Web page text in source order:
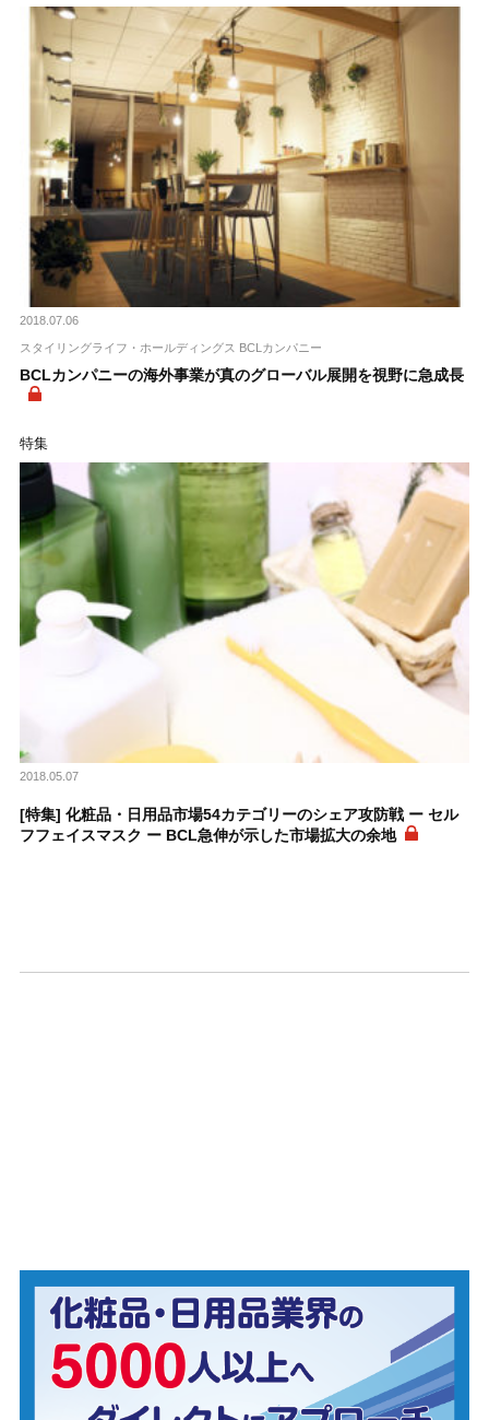
2018.07.06
スタイリングライフ・ホールディングス BCLカンパニー
BCLカンパニーの海外事業が真のグローバル展開を視野に急成長
特集
2018.05.07
[特集] 化粧品・日用品市場54カテゴリーのシェア攻防戦 ー セル
フフェイスマスク ー BCL急伸が示した市場拡大の余地